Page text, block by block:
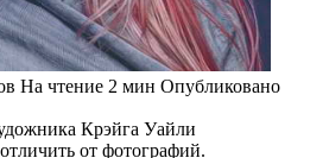
На чтение 2 мин Опубликовано
Крэйга Уайли
от фотографий.